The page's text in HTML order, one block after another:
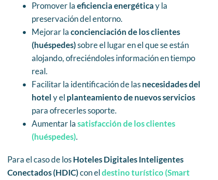
Promover laeficiencia energéticay la
preservación del entorno.
Mejorar laconcienciación de los clientes
(huéspedes)sobre el lugar en el que se están
alojando, ofreciéndoles información en tiempo
real.
Facilitar la identificación de lasnecesidades del
hotely el planteamiento de nuevos servicios
para ofrecerles soporte.
Aumentar lasatisfacción de los clientes
(huéspedes).
Para el caso de losHoteles Digitales Inteligentes
Conectados (HDIC)con eldestino turístico (Smart